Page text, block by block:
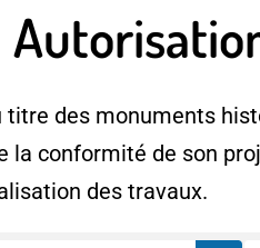
des monuments
la conformité de son
des travaux.